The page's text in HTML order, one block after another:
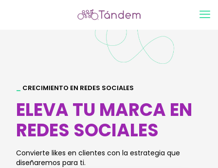
_ CRECIMIENTO EN REDES SOCIALES
ELEVA TU MARCA EN
REDES SOCIALES
Convierte likes en clientes con la estrategia que
diseñaremos para ti.